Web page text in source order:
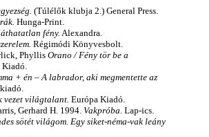
(Túlélők klubja 2.) General Press.
Hunga-Print.
fény. Alexandra.
Régimódi Könyvesbolt.
PhyllisOrano / Fény tör be a
+ én – A labrador, aki megmentette az
​vezet világtalant. Európa Kiadó.
Gerhard H. 1994. Vakpróba. Lap-ics.
​sötét világom. Egy siket-néma-vak leány